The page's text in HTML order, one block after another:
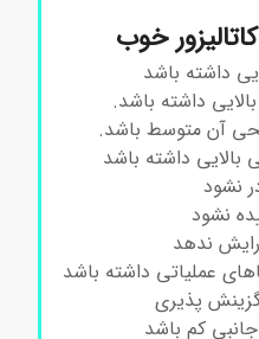
خوب
داشته باشد
داشته باشد.
متوسط باشد.
داشته باشد
نشود
ندهد
عملیاتی داشته باشد
پذیری
کم باشد